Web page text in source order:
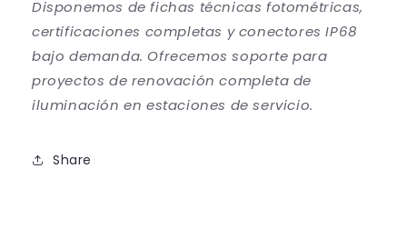
Disponemos de fichas técnicas fotométricas,
certificaciones completas y conectores IP68
bajo demanda. Ofrecemos soporte para
proyectos de renovación completa de
iluminación en estaciones de servicio.
Share